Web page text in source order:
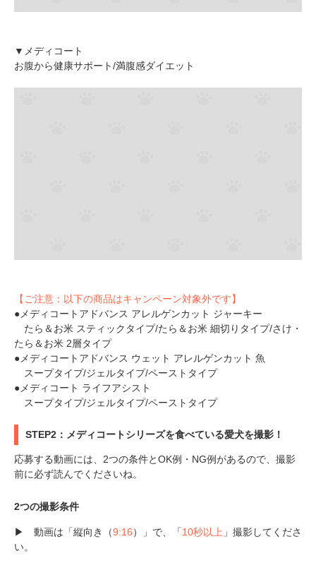
▼メディコート
お腹から健康サポート/満腹感ダイエット
【ご注意：以下の商品はキャンペーン対象外です】
●メディコートアドバンス アレルゲンカット ジャーキー
たら＆お米 スティックタイプ/たら＆お米 細切りタイプ/さけ・
たら＆お米 2層タイプ
●メディコートアドバンス ウェット アレルゲンカット 魚
スープタイプ/ジェルタイプ/ペーストタイプ
●メディコート ライフアシスト
スープタイプ/ジェルタイプ/ペーストタイプ
STEP2：メディコートシリーズを食べている愛犬を撮影！
応募する動画には、2つの条件とOK例・NG例があるので、撮影
前に必ず読んでくださいね。
2つの撮影条件
▶ 動画は「縦向き（9:16）」で、「10秒以上 」撮影してくださ
い。